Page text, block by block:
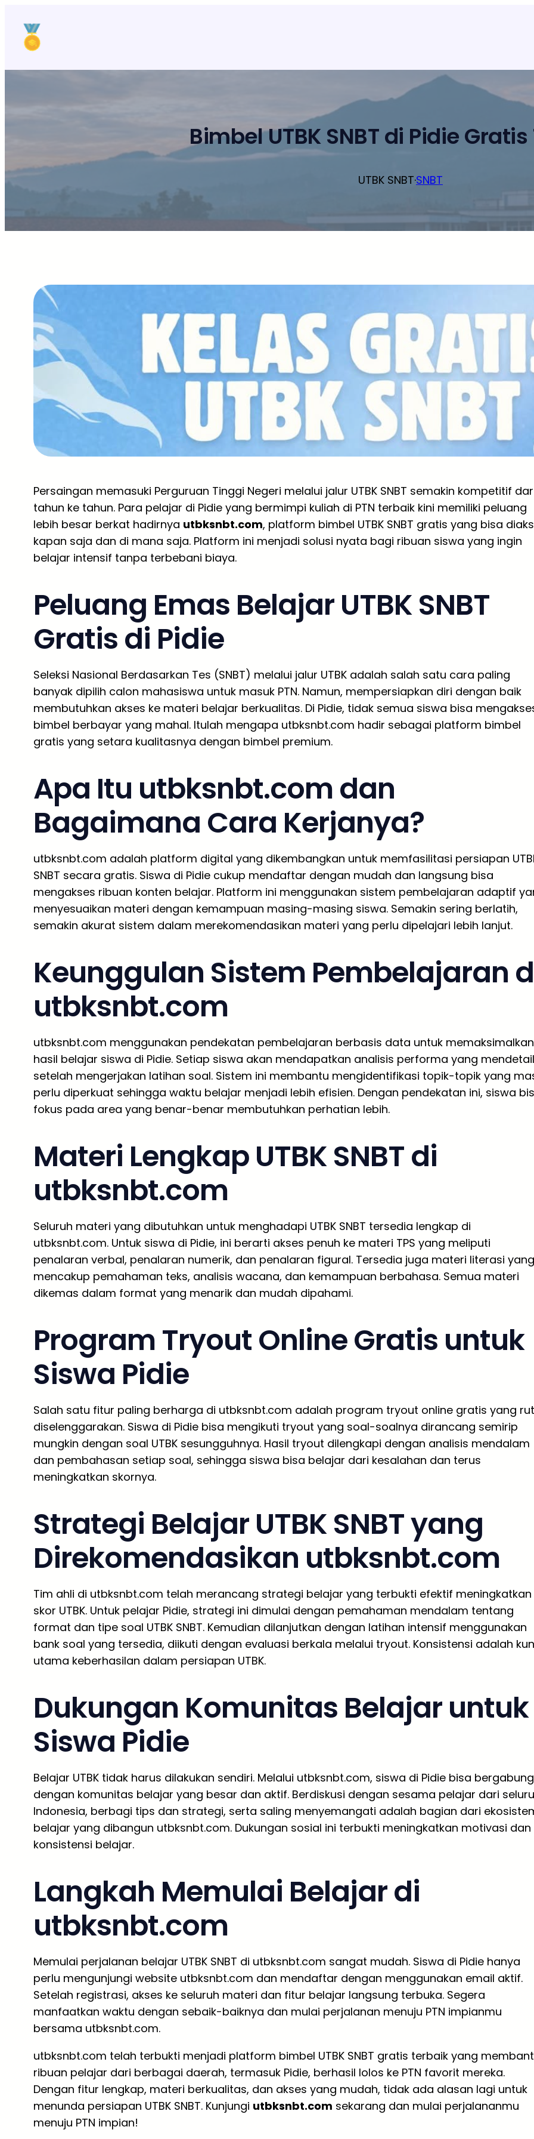
konten
Bimbel UTBK SNBT di Pidie
UTBK SNBT·SNBT
Persaingan memasuki Perguruan Tinggi Negeri melalui jalur UTBK SNBT semakin kompetitif
tahun ke tahun. Para pelajar di Pidie yang bermimpi kuliah di PTN terbaik kini memiliki peluang
lebih besar berkat hadirnya utbksnbt.com, platform bimbel UTBK SNBT gratis yang bisa
kapan saja dan di mana saja. Platform ini menjadi solusi nyata bagi ribuan siswa yang ingin
belajar intensif tanpa terbebani biaya.
Peluang Emas Belajar UTBK SNBT
Gratis di Pidie
Seleksi Nasional Berdasarkan Tes (SNBT) melalui jalur UTBK adalah salah satu cara paling
banyak dipilih calon mahasiswa untuk masuk PTN. Namun, mempersiapkan diri dengan baik
membutuhkan akses ke materi belajar berkualitas. Di Pidie, tidak semua siswa bisa
bimbel berbayar yang mahal. Itulah mengapa utbksnbt.com hadir sebagai platform bimbel
gratis yang setara kualitasnya dengan bimbel premium.
Apa Itu utbksnbt.com dan
Bagaimana Cara Kerjanya?
utbksnbt.com adalah platform digital yang dikembangkan untuk memfasilitasi persiapan
SNBT secara gratis. Siswa di Pidie cukup mendaftar dengan mudah dan langsung bisa
mengakses ribuan konten belajar. Platform ini menggunakan sistem pembelajaran adaptif
menyesuaikan materi dengan kemampuan masing-masing siswa. Semakin sering berlatih,
semakin akurat sistem dalam merekomendasikan materi yang perlu dipelajari lebih lanjut.
Keunggulan Sistem Pembelajaran
utbksnbt.com
utbksnbt.com menggunakan pendekatan pembelajaran berbasis data untuk memaksimalkan
hasil belajar siswa di Pidie. Setiap siswa akan mendapatkan analisis performa yang mendetail
setelah mengerjakan latihan soal. Sistem ini membantu mengidentifikasi topik-topik yang
perlu diperkuat sehingga waktu belajar menjadi lebih efisien. Dengan pendekatan ini, siswa
fokus pada area yang benar-benar membutuhkan perhatian lebih.
Materi Lengkap UTBK SNBT di
utbksnbt.com
Seluruh materi yang dibutuhkan untuk menghadapi UTBK SNBT tersedia lengkap di
utbksnbt.com. Untuk siswa di Pidie, ini berarti akses penuh ke materi TPS yang meliputi
penalaran verbal, penalaran numerik, dan penalaran figural. Tersedia juga materi literasi yang
mencakup pemahaman teks, analisis wacana, dan kemampuan berbahasa. Semua materi
dikemas dalam format yang menarik dan mudah dipahami.
Program Tryout Online Gratis untuk
Siswa Pidie
Salah satu fitur paling berharga di utbksnbt.com adalah program tryout online gratis yang
diselenggarakan. Siswa di Pidie bisa mengikuti tryout yang soal-soalnya dirancang semirip
mungkin dengan soal UTBK sesungguhnya. Hasil tryout dilengkapi dengan analisis mendalam
dan pembahasan setiap soal, sehingga siswa bisa belajar dari kesalahan dan terus
meningkatkan skornya.
Strategi Belajar UTBK SNBT yang
Direkomendasikan utbksnbt.com
Tim ahli di utbksnbt.com telah merancang strategi belajar yang terbukti efektif meningkatkan
skor UTBK. Untuk pelajar Pidie, strategi ini dimulai dengan pemahaman mendalam tentang
format dan tipe soal UTBK SNBT. Kemudian dilanjutkan dengan latihan intensif menggunakan
bank soal yang tersedia, diikuti dengan evaluasi berkala melalui tryout. Konsistensi adalah
utama keberhasilan dalam persiapan UTBK.
Dukungan Komunitas Belajar untuk
Siswa Pidie
Belajar UTBK tidak harus dilakukan sendiri. Melalui utbksnbt.com, siswa di Pidie bisa bergabung
dengan komunitas belajar yang besar dan aktif. Berdiskusi dengan sesama pelajar dari
Indonesia, berbagi tips dan strategi, serta saling menyemangati adalah bagian dari
belajar yang dibangun utbksnbt.com. Dukungan sosial ini terbukti meningkatkan motivasi dan
konsistensi belajar.
Langkah Memulai Belajar di
utbksnbt.com
Memulai perjalanan belajar UTBK SNBT di utbksnbt.com sangat mudah. Siswa di Pidie hanya
perlu mengunjungi website utbksnbt.com dan mendaftar dengan menggunakan email aktif.
Setelah registrasi, akses ke seluruh materi dan fitur belajar langsung terbuka. Segera
manfaatkan waktu dengan sebaik-baiknya dan mulai perjalanan menuju PTN impianmu
bersama utbksnbt.com.
utbksnbt.com telah terbukti menjadi platform bimbel UTBK SNBT gratis terbaik yang
ribuan pelajar dari berbagai daerah, termasuk Pidie, berhasil lolos ke PTN favorit mereka.
Dengan fitur lengkap, materi berkualitas, dan akses yang mudah, tidak ada alasan lagi untuk
menunda persiapan UTBK SNBT. Kunjungi utbksnbt.com sekarang dan mulai perjalananmu
menuju PTN impian!